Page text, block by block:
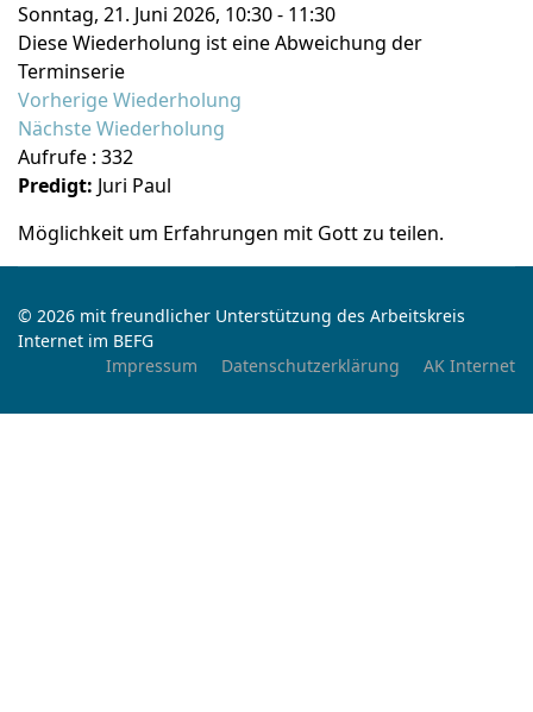
Sonntag, 21. Juni 2026, 10:30 - 11:30
Diese Wiederholung ist eine Abweichung der
Terminserie
Vorherige Wiederholung
Nächste Wiederholung
Aufrufe : 332
Predigt: Juri Paul
Möglichkeit um Erfahrungen mit Gott zu teilen.
© 2026 mit freundlicher Unterstützung des Arbeitskreis
Internet im BEFG
Impressum
Datenschutzerklärung AK Internet